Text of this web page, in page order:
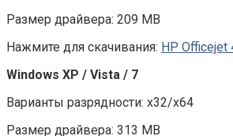
Размер драйвера: 209 MB
Нажмите для скачивания: HP Officejet
Windows XP / Vista / 7
Варианты разрядности: x32/x64
Размер драйвера: 313 MB